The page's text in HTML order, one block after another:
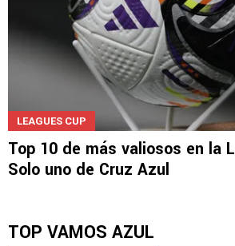
LEAGUES CUP
Top 10 de más valiosos en la
Solo uno de Cruz Azul
TOP VAMOS AZUL